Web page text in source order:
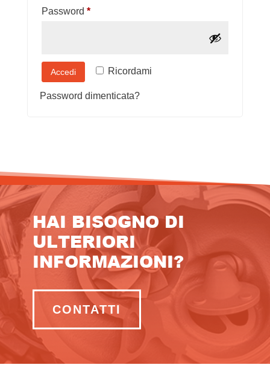
Password *Richiesto
Ricordami
Accedi
Password dimenticata?
HAI BISOGNO DI
ULTERIORI
INFORMAZIONI?
CONTATTI